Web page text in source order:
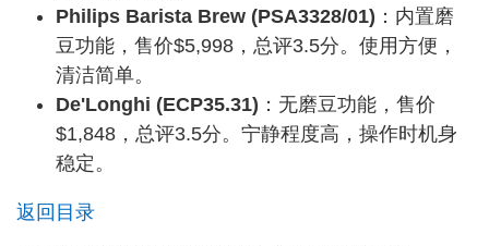
Philips Barista Brew (PSA3328/01) ：内置磨
豆功能，售价$5,998，总评3.5分。使用方便，
清洁简单。
De'Longhi (ECP35.31) ：无磨豆功能，售价
$1,848，总评3.5分。宁静程度高，操作时机身
稳定。
返回目录